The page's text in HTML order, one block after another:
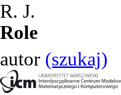
R. J.
Role
autor (szukaj)